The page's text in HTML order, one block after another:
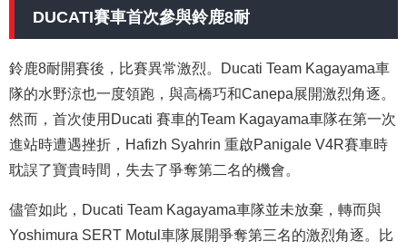
DUCATI賽車首次參與鈴鹿8耐
鈴鹿8耐開賽後，比賽異常激烈。Ducati Team Kagayama車
隊的水野涼也一度領跑，與高橋巧和Canepa展開激烈角逐。
然而，首次使用Ducati 賽車的Team Kagayama車隊在第一次
進站時遭遇挫折，Hafizh Syahrin 重啟Panigale V4R賽車時
耽誤了寶貴時間，失去了爭奪第二名的機會。
儘管如此，Ducati Team Kagayama車隊並未放棄，轉而與
Yoshimura SERT Motul車隊展開爭奪第三名的激烈角逐。比